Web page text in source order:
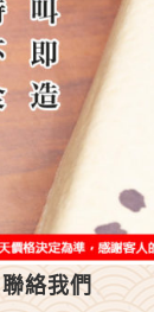
聯絡我們